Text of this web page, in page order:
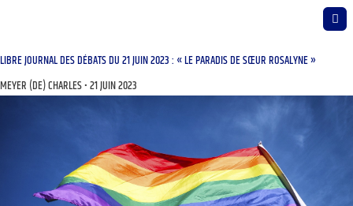
LIBRE JOURNAL DES DÉBATS DU 21 JUIN 2023 : « LE PARADIS DE SŒUR ROSALYNE »
MEYER (DE) CHARLES 21 JUIN 2023